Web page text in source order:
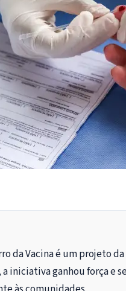
da Vacina é um projeto
iniciativa ganhou força e